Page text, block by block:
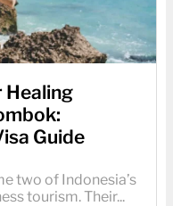
Healing
Guide
two of Indonesia’s
tourism. Their...